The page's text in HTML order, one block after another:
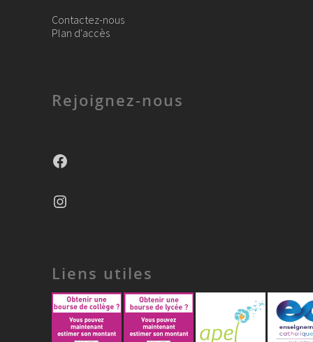
Contactez-nous
Plan d'accès
Rejoignez-nous
Liens utiles